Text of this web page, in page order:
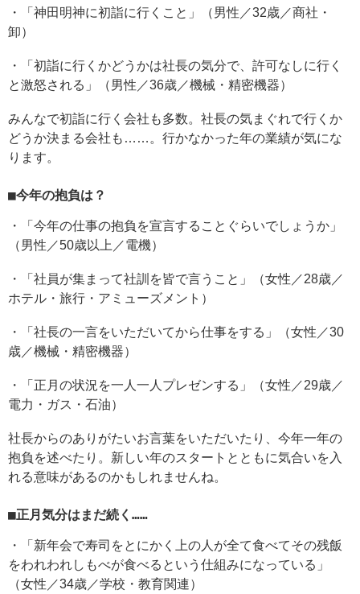
・「神田明神に初詣に行くこと」（男性／32歳／商社・
卸）
・「初詣に行くかどうかは社長の気分で、許可なしに行く
と激怒される」（男性／36歳／機械・精密機器）
みんなで初詣に行く会社も多数。社長の気まぐれで行くか
どうか決まる会社も……。行かなかった年の業績が気にな
ります。
■今年の抱負は？
・「今年の仕事の抱負を宣言することぐらいでしょうか」
（男性／50歳以上／電機）
・「社員が集まって社訓を皆で言うこと」（女性／28歳／
ホテル・旅行・アミューズメント）
・「社長の一言をいただいてから仕事をする」（女性／30
歳／機械・精密機器）
・「正月の状況を一人一人プレゼンする」（女性／29歳／
電力・ガス・石油）
社長からのありがたいお言葉をいただいたり、今年一年の
抱負を述べたり。新しい年のスタートとともに気合いを入
れる意味があるのかもしれませんね。
■正月気分はまだ続く……
・「新年会で寿司をとにかく上の人が全て食べてその残飯
をわれわれしもべが食べるという仕組みになっている」
（女性／34歳／学校・教育関連）